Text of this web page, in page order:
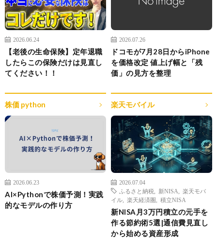
2026.06.24
【老後の生命保険】定年退職
したらこの保険だけは見直し
てください！！
2026.07.26
ドコモが7月28日からiPhone
を価格改定 値上げ幅と「残
価」の見方を整理
株価 python
2026.06.23
AI×Pythonで株価予測！実践
的なモデルの作り方
楽天モバイル
2026.07.04
ふるさと納税
新NISA
楽天モバ
イル
楽天経済圏 積立NISA
新NISA月3万円積立の元手を
作る節約術5選|通信費見直し
から始める資産形成